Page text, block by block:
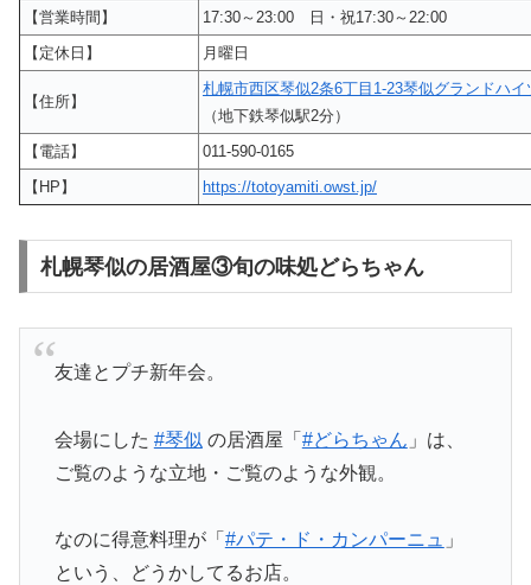
【営業時間】
17:30～23:00 日・祝17:30～22:00
【定休日】
月曜日
【住所】
札幌市西区琴似2条6丁目1-23琴似グランドハイ
（地下鉄琴似駅2分）
【電話】
011-590-0165
【HP】
https://totoyamiti.owst.jp/
札幌琴似の居酒屋③旬の味処どらちゃん
友達とプチ新年会。
会場にした #琴似 の居酒屋「 #どらちゃん 」は、
ご覧のような立地・ご覧のような外観。
なのに得意料理が「 #パテ・ド・カンパーニュ 」
という、どうかしてるお店。